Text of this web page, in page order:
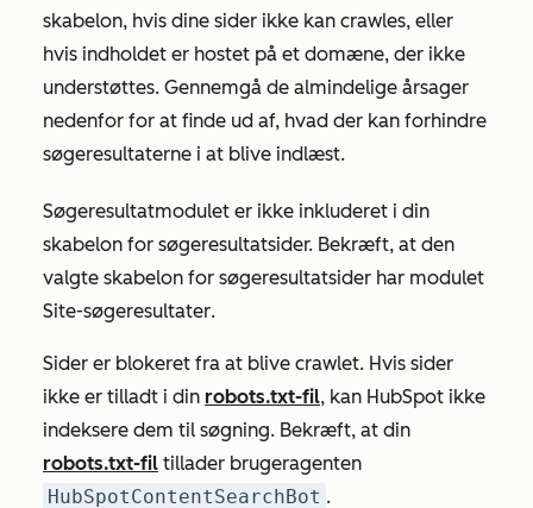
skabelon, hvis dine sider ikke kan crawles, eller
hvis indholdet er hostet på et domæne, der ikke
understøttes. Gennemgå de almindelige årsager
nedenfor for at finde ud af, hvad der kan forhindre
søgeresultaterne i at blive indlæst.
Søgeresultatmodulet er ikke inkluderet i din
skabelon for søgeresultatsider. Bekræft, at den
valgte skabelon for søgeresultatsider har modulet
Site-søgeresultater.
Sider er blokeret fra at blive crawlet. Hvis sider
ikke er tilladt i din robots.txt-fil, kan HubSpot ikke
indeksere dem til søgning. Bekræft, at din
robots.txt-fil tillader brugeragenten
HubSpotContentSearchBot .